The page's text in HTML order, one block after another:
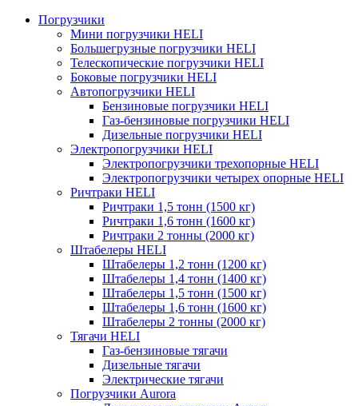
Погрузчики
Мини погрузчики HELI
Большегрузные погрузчики HELI
Телескопические погрузчики HELI
Боковые погрузчики HELI
Автопогрузчики HELI
Бензиновые погрузчики HELI
Газ-бензиновые погрузчики HELI
Дизельные погрузчики HELI
Электропогрузчики HELI
Электропогрузчики трехопорные HELI
Электропогрузчики четырех опорные HELI
Ричтраки HELI
Ричтраки 1,5 тонн (1500 кг)
Ричтраки 1,6 тонн (1600 кг)
Ричтраки 2 тонны (2000 кг)
Штабелеры HELI
Штабелеры 1,2 тонн (1200 кг)
Штабелеры 1,4 тонн (1400 кг)
Штабелеры 1,5 тонн (1500 кг)
Штабелеры 1,6 тонн (1600 кг)
Штабелеры 2 тонны (2000 кг)
Тягачи HELI
Газ-бензиновые тягачи
Дизельные тягачи
Электрические тягачи
Погрузчики Aurora